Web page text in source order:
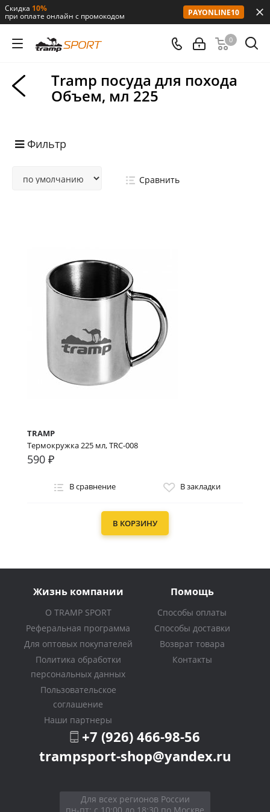
Скидка 10%
при оплате онлайн с промокодом PAYONLINE10
0
Tramp посуда для похода
Объем, мл 225
Фильтр
Сравнить
TRAMP
Термокружка 225 мл, TRC-008
590 ₽
В сравнение В закладки
В КОРЗИНУ
Жизнь компании
О TRAMP SPORT
Реферальная программа
Для оптовых покупателей
Политика обработки
персональных данных
Пользовательское
соглашение
Наши партнеры
Помощь
Способы оплаты
Способы доставки
Возврат товара
Контакты
+7 (926) 466-98-56
trampsport-shop@yandex.ru
Для всех регионов России
пн-пт: с 10:00 до 18:30 по Москве